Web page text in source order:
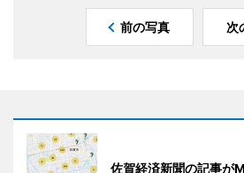
前の写真 次
佐賀経済新聞の記事が